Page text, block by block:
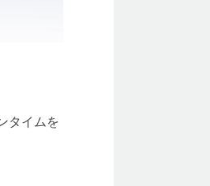
タイムを